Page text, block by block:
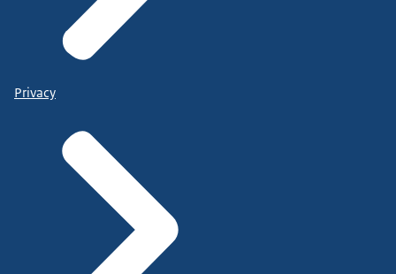
Privacy